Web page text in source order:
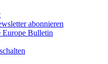
abonnieren
Europe Bulletin